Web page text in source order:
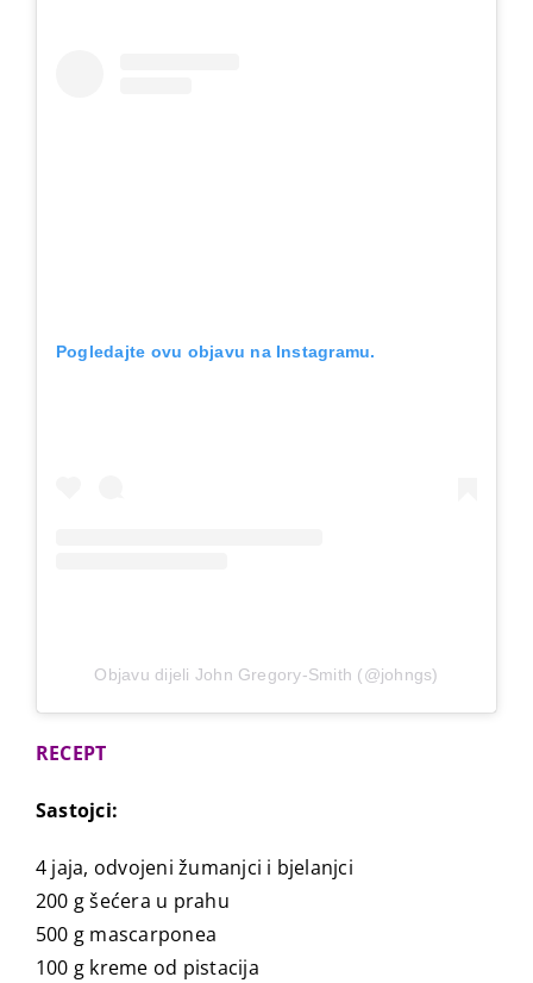
Pogledajte ovu objavu na Instagramu.
Objavu dijeli John Gregory-Smith (@johngs)
RECEPT
Sastojci:
4 jaja, odvojeni žumanjci i bjelanjci
200 g šećera u prahu
500 g mascarponea
100 g kreme od pistacija